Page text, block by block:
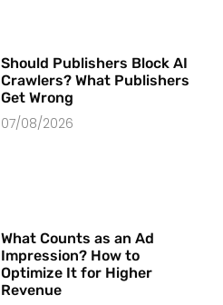
Should Publishers Block AI
Crawlers? What Publishers
Get Wrong
07/08/2026
What Counts as an Ad
Impression? How to
Optimize It for Higher
Revenue